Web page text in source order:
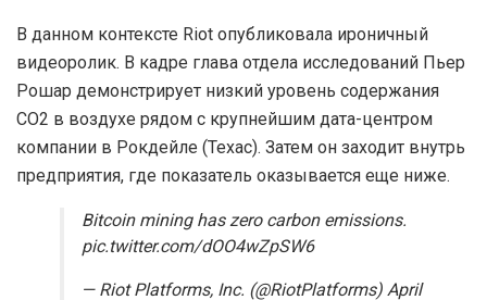
В данном контексте Riot опубликовала ироничный
видеоролик. В кадре глава отдела исследований Пьер
Рошар демонстрирует низкий уровень содержания
СО2 в воздухе рядом с крупнейшим дата-центром
компании в Рокдейле (Техас). Затем он заходит внутрь
предприятия, где показатель оказывается еще ниже.
Bitcoin mining has zero carbon emissions.
pic.twitter.com/dOO4wZpSW6
— Riot Platforms, Inc. (@RiotPlatforms) April